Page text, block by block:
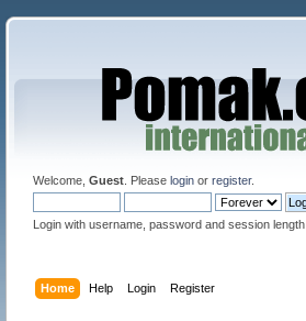
Welcome, Guest. Please loginor register.
Login with username, password and session length
Home Help Login Register